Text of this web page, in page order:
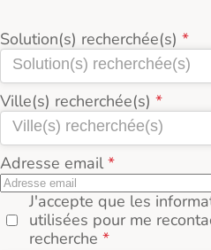
Solution(s) recherchée(s)
Ville(s) recherchée(s)
Adresse email
J'accepte que les
utilisées pour me
recherche